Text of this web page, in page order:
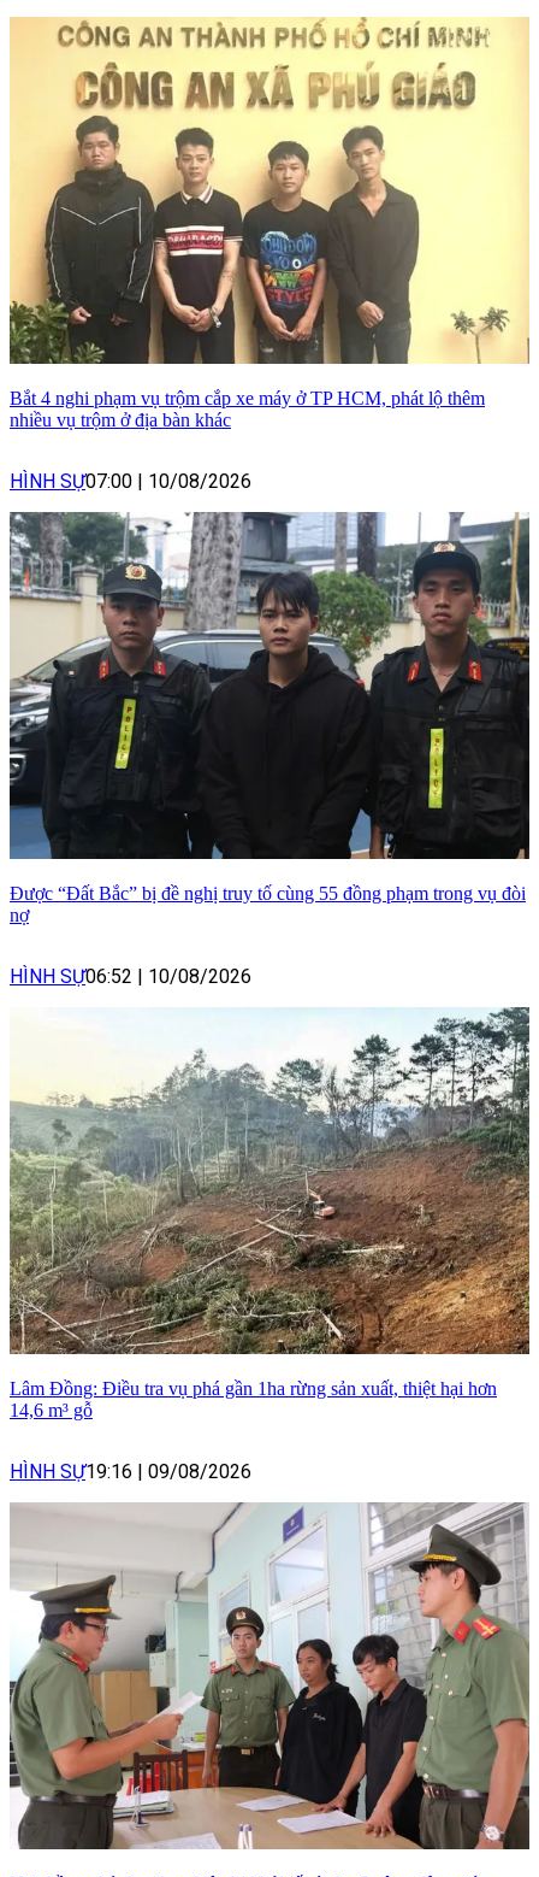
Bắt 4 nghi phạm vụ trộm cắp xe máy ở TP HCM, phát lộ thêm
nhiều vụ trộm ở địa bàn khác
HÌNH SỰ07:00 | 10/08/2026
Được “Đất Bắc” bị đề nghị truy tố cùng 55 đồng phạm trong vụ đòi
nợ
HÌNH SỰ06:52 | 10/08/2026
Lâm Đồng: Điều tra vụ phá gần 1ha rừng sản xuất, thiệt hại hơn
14,6 m³ gỗ
HÌNH SỰ19:16 | 09/08/2026